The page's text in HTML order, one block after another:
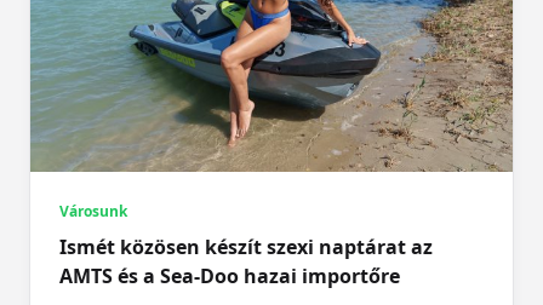
Városunk
Ismét közösen készít szexi naptárat az
AMTS és a Sea-Doo hazai importőre